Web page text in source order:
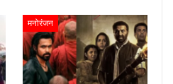
मनोरंजन